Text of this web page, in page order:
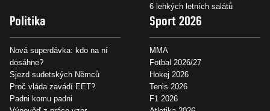
6 lehkých letních salátů
Politika
Nová superdávka: kdo na ní
dosáhne?
Sjezd sudetských Němců
Proč vláda zavádí EET?
Padni komu padni
Sport 2026
MMA
Fotbal 2026/27
Hokej 2026
Tenis 2026
F1 2026